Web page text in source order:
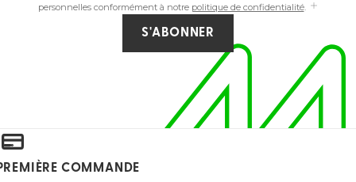
personnelles conformément à notre politique de confidentialité.
S'ABONNER
COMMANDE